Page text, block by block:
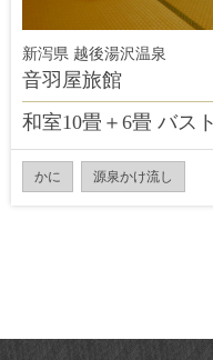
新泻県 越後湯沢温泉
音羽屋旅館
和室10畳＋6畳 バス
かに 源泉かけ流し